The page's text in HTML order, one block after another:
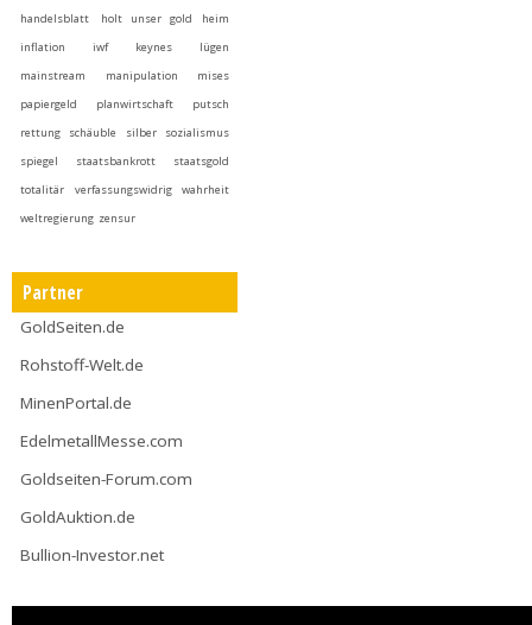
handelsblatt
holt unser gold heim
inflation
iwf keynes
lügen
mainstream
manipulation
mises
papiergeld
planwirtschaft
putsch
rettung
schäuble silber
sozialismus
spiegel
staatsbankrott
staatsgold
totalitär
verfassungswidrig
wahrheit
weltregierung zensur
Partner
GoldSeiten.de
Rohstoff-Welt.de
MinenPortal.de
EdelmetallMesse.com
Goldseiten-Forum.com
GoldAuktion.de
Bullion-Investor.net